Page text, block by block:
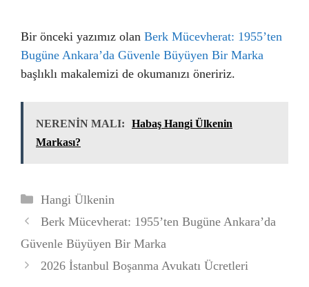
Bir önceki yazımız olan Berk Mücevherat: 1955’ten
Bugüne Ankara’da Güvenle Büyüyen Bir Marka
başlıklı makalemizi de okumanızı öneririz.
NERENİN MALI:
Habaş Hangi Ülkenin
Markası?
Kategoriler
Hangi Ülkenin
Berk Mücevherat: 1955’ten Bugüne Ankara’da
Güvenle Büyüyen Bir Marka
2026 İstanbul Boşanma Avukatı Ücretleri